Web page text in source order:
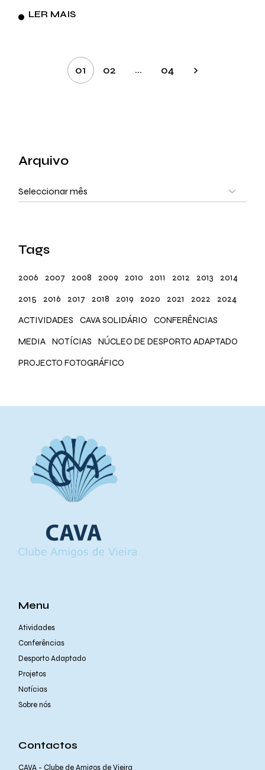
LER MAIS
Paginação
01 02 … 04
Arquivo
Arquivo
Tags
2006 2007 2008 2009 2010 2011 2012 2013
2014
2015
2016 2017 2018 2019 2020 2021 2022
2024
ACTIVIDADES
CAVA SOLIDÁRIO
CONFERÊNCIAS
MEDIA
NOTÍCIAS
NÚCLEO DE DESPORTO ADAPTADO
PROJECTO FOTOGRÁFICO
Menu
Atividades
Conferências
Desporto Adaptado
Projetos
Notícias
Sobre nós
Contactos
CAVA - Clube de Amigos de Vieira